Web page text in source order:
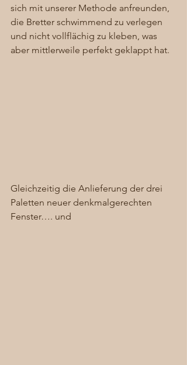
sich mit unserer Methode anfreunden,
die Bretter schwimmend zu verlegen
und nicht vollflächig zu kleben, was
aber mittlerweile perfekt geklappt hat.
Gleichzeitig die Anlieferung der drei
Paletten neuer denkmalgerechten
Fenster…. und